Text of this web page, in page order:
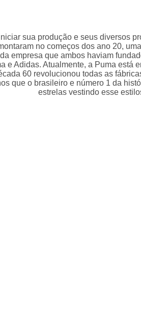
sua produção e seus diversos
no começos dos ano 20,
empresa que ambos haviam
e Adidas. Atualmente, a Puma
60 revolucionou todas as
que o brasileiro e número 1 da
estrelas vestindo esse